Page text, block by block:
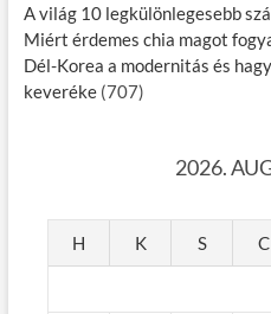
A világ 10 legkülönlegesebb
Miért érdemes chia magot
Dél-Korea a modernitás és
keveréke (707)
2026.
H K S C